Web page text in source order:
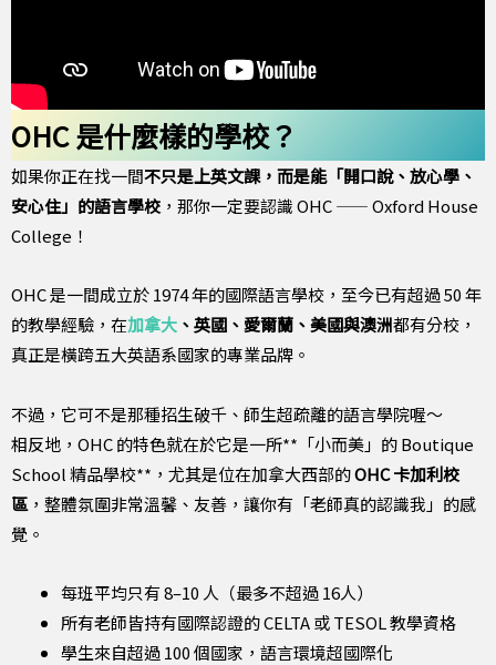
OHC 是什麼樣的學校？
如果你正在找一間不只是上英文課，而是能「開口說、放心學、
安心住」的語言學校 ，那你一定要認識 OHC —— Oxford House
College！
OHC 是一間成立於 1974 年的國際語言學校，至今已有超過 50 年
的教學經驗，在加拿大 、英國、愛爾蘭、美國與澳洲都有分校，
真正是橫跨五大英語系國家的專業品牌。
不過，它可不是那種招生破千、師生超疏離的語言學院喔～
相反地，OHC 的特色就在於它是一所**「小而美」的 Boutique
School 精品學校**，尤其是位在加拿大西部的OHC 卡加利校
區，整體氛圍非常溫馨、友善，讓你有「老師真的認識我」的感
覺。
每班平均只有 8–10 人（最多不超過 16人）
所有老師皆持有國際認證的 CELTA 或 TESOL 教學資格
學生來自超過 100 個國家，語言環境超國際化